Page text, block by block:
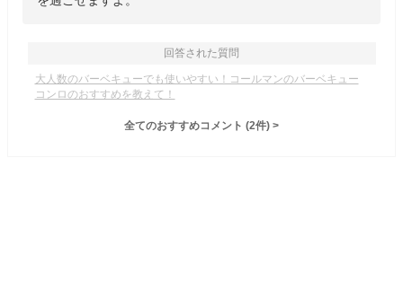
回答された質問
大人数のバーベキューでも使いやすい！コールマンのバーベキュー
コンロのおすすめを教えて！
全てのおすすめコメント (2件) >